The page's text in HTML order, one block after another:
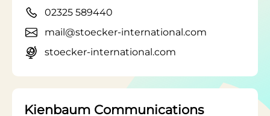
02325 589440
mail@stoecker-international.com
stoecker-international.com
Kienbaum Communications